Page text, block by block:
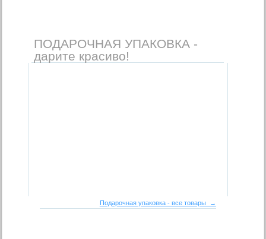
ПОДАРОЧНАЯ УПАКОВКА -
дарите красиво!
Подарочная упаковка - все товары →